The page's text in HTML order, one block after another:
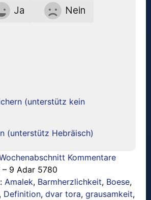
Ja Nein
(unterstütz kein
(unterstütz Hebräisch)
Kommentare
9 Adar 5780
Amalek, Barmherzlichkeit, Boese,
, Definition, dvar tora, grausamkeit,